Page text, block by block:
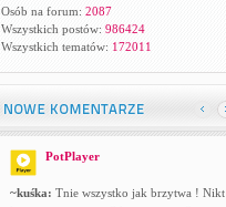
Osób na forum: 2087
Wszystkich postów: 986424
Wszystkich tematów: 172011
PotPlayer
~kuśka: Tnie wszystko jak brzytwa ! Nikt